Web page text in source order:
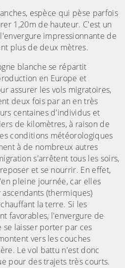
espèce qui pèse parfois
1,20m de hauteur. C'est un
impressionnante de
plus de deux mètres.
blanche se répartit
en Europe et
assurer les vols migratoires,
deux fois par an en très
centaines d'individus et
de kilomètres, à raison de
conditions météorologiques
à de nombreux autres
s'arrêtent tous les soirs,
et se nourrir. En effet,
pleine journée, car elles
(thermiques)
la terre. Si les
favorables, l'envergure de
laisser porter par ces
vers les couches
Le vol battu n'est donc
pour des trajets très courts.